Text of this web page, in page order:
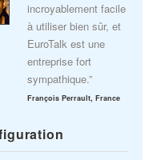
incroyablement facile
à utiliser bien sûr, et
EuroTalk est une
entreprise fort
sympathique.”
François Perrault, France